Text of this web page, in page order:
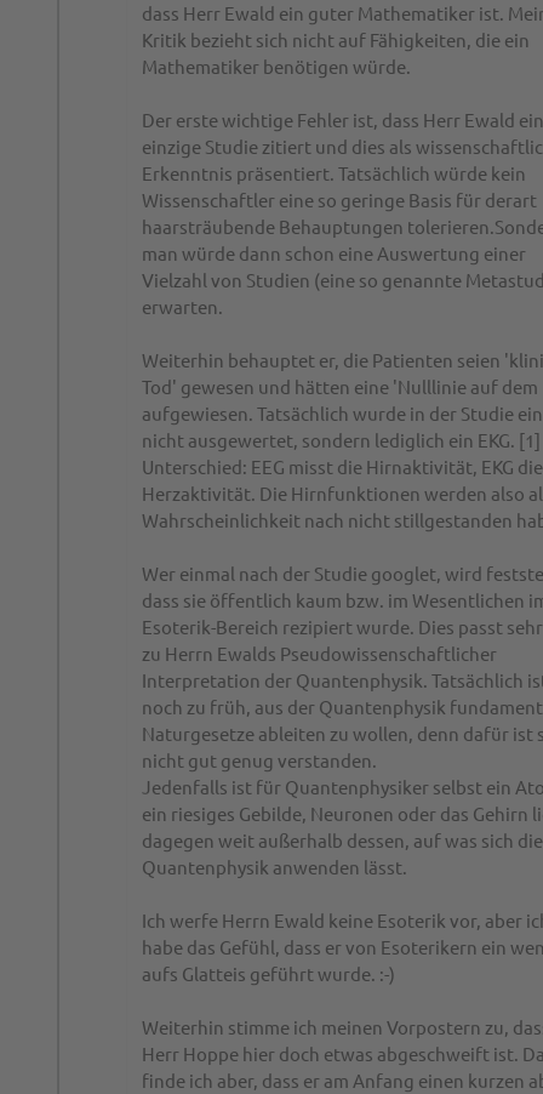
dass Herr Ewald ein guter Mathematiker ist.
Kritik bezieht sich nicht auf Fähigkeiten, die ein
Mathematiker benötigen würde.
Der erste wichtige Fehler ist, dass Herr Ewald
einzige Studie zitiert und dies als
Erkenntnis präsentiert. Tatsächlich würde kein
Wissenschaftler eine so geringe Basis für derart
haarsträubende Behauptungen
man würde dann schon eine Auswertung einer
Vielzahl von Studien (eine so genannte
erwarten.
Weiterhin behauptet er, die Patienten seien
Tod' gewesen und hätten eine 'Nulllinie auf dem
aufgewiesen. Tatsächlich wurde in der Studie ein
nicht ausgewertet, sondern lediglich ein EKG. [1]
Unterschied: EEG misst die Hirnaktivität, EKG die
Herzaktivität. Die Hirnfunktionen werden also
Wahrscheinlichkeit nach nicht stillgestanden
Wer einmal nach der Studie googlet, wird
dass sie öffentlich kaum bzw. im Wesentlichen
Esoterik-Bereich rezipiert wurde. Dies passt
zu Herrn Ewalds Pseudowissenschaftlicher
Interpretation der Quantenphysik. Tatsächlich
noch zu früh, aus der Quantenphysik
Naturgesetze ableiten zu wollen, denn dafür ist
nicht gut genug verstanden.
Jedenfalls ist für Quantenphysiker selbst ein
ein riesiges Gebilde, Neuronen oder das Gehirn
dagegen weit außerhalb dessen, auf was sich die
Quantenphysik anwenden lässt.
Ich werfe Herrn Ewald keine Esoterik vor, aber
habe das Gefühl, dass er von Esoterikern ein
aufs Glatteis geführt wurde. :-)
Weiterhin stimme ich meinen Vorpostern zu,
Herr Hoppe hier doch etwas abgeschweift ist.
finde ich aber, dass er am Anfang einen kurzen